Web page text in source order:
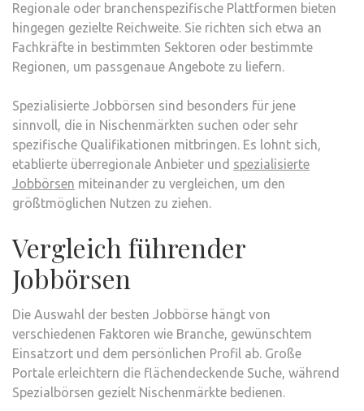
Regionale oder branchenspezifische Plattformen bieten
hingegen gezielte Reichweite. Sie richten sich etwa an
Fachkräfte in bestimmten Sektoren oder bestimmte
Regionen, um passgenaue Angebote zu liefern.
Spezialisierte Jobbörsen sind besonders für jene
sinnvoll, die in Nischenmärkten suchen oder sehr
spezifische Qualifikationen mitbringen. Es lohnt sich,
etablierte überregionale Anbieter und spezialisierte
Jobbörsen miteinander zu vergleichen, um den
größtmöglichen Nutzen zu ziehen.
Vergleich führender
Jobbörsen
Die Auswahl der besten Jobbörse hängt von
verschiedenen Faktoren wie Branche, gewünschtem
Einsatzort und dem persönlichen Profil ab. Große
Portale erleichtern die flächendeckende Suche, während
Spezialbörsen gezielt Nischenmärkte bedienen.